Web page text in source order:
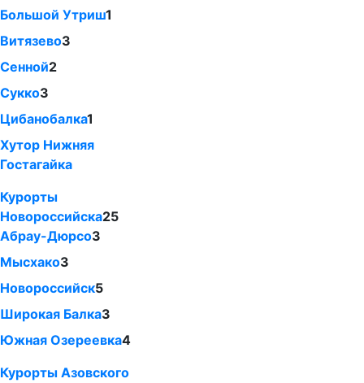
Большой Утриш1
Витязево3
Сенной2
Сукко3
Цибанобалка1
Хутор Нижняя
Гостагайка
Курорты
Новороссийска25
Абрау-Дюрсо3
Мысхако3
Новороссийск5
Широкая Балка3
Южная Озереевка4
Курорты Азовского